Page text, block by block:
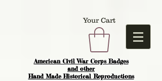
American Civil War Corps Badges
and other
Hand Made Historical Reproductions
Your Cart